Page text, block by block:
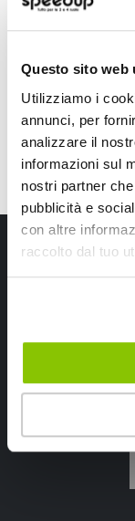
Questo sito web
Utilizziamo i
annunci, per
analizzare il
informazioni sul
nostri partner
pubblicità e
con altre
raccolto dal tuo
19,80 €
Iscriviti